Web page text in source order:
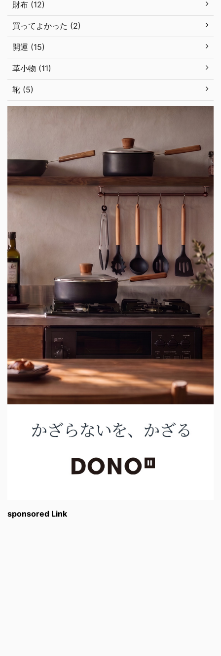
財布 (12)
買ってよかった (2)
開運 (15)
革小物 (11)
靴 (5)
sponsored Link